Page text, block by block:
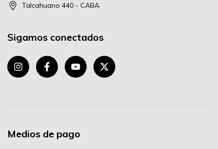
Talcahuano 440 - CABA
Sigamos conectados
Medios de pago